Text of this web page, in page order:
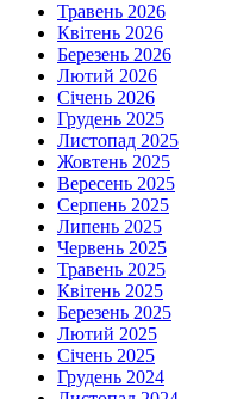
Травень 2026
Квітень 2026
Березень 2026
Лютий 2026
Січень 2026
Грудень 2025
Листопад 2025
Жовтень 2025
Вересень 2025
Серпень 2025
Липень 2025
Червень 2025
Травень 2025
Квітень 2025
Березень 2025
Лютий 2025
Січень 2025
Грудень 2024